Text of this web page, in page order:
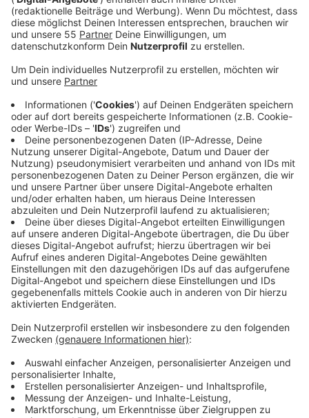
und Linn. Morgen bauen aber auch die
Markthändler in Elfrath, Hüls und Oppum ihre
Stände auf. Und Donnerstag finden die
Wochenmärkte in Traar, Bockum und Fischeln
statt. Auch an Heiligabend gibt es noch die
Möglichkeit, auf Wochenmärkten einzukaufen.
Alle Zeiten der Wochenmärkte gibt es hier:
Am Dienstag, 21. Dezember, finden wie gewohnt
die Wochenmärkte auf dem Westwall und auf dem
Weggenhofplatz von 7 bis 13 Uhr statt. Am
Mittwoch, 22. Dezember, stehen die Marktstände
jeweils von 7 bis 12 Uhr in Uerdingen und Linn,
sowie (vorverlegt für Samstag) auch in Elfrath,
Hüls und Oppum. Am Donnerstag, 23. Dezember,
finden die Märkte von 7 bis 12 Uhr in Traar und
Bockum statt, sowie von 8 bis 14 Uhr in Fischeln.
An Heiligabend, Freitag, 24. Dezember, öffnen die
Wochenmärkte auf dem Westwall, auf dem
Weggenhofplatz und in Fischeln von 7 bis 12 Uhr.
Am Samstag. 25. Dezember, finden keine